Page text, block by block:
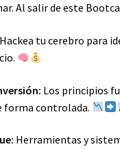
Al salir de este
Hackea tu cerebro para
Los principios
forma controlada.
Herramientas y